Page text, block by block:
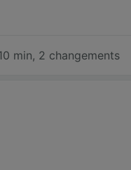
min, 2 changements